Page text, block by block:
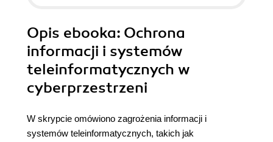
Opis ebooka: Ochrona
informacji i systemów
teleinformatycznych w
cyberprzestrzeni
W skrypcie omówiono zagrożenia informacji i
systemów teleinformatycznych, takich jak